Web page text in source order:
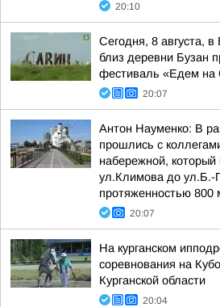
20:10
Сегодня, 8 августа, в
близ деревни Бузан
фестиваль «Едем на
20:07
Антон Науменко: В
прошлись с
набережной, который
ул.Климова до ул.Б.-
протяженностью 800
20:07
На курганском
соревнования на
Курганской области
20:04